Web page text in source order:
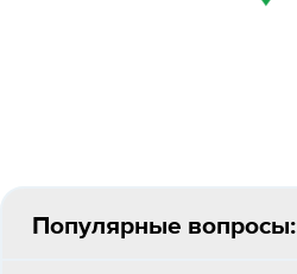
Популярные вопросы: